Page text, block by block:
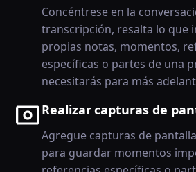
Concéntrese en la
transcripción, resalta lo que
propias notas, momentos,
específicas o partes de una
necesitarás para más
Realizar capturas de
Agregue capturas de
para guardar momentos